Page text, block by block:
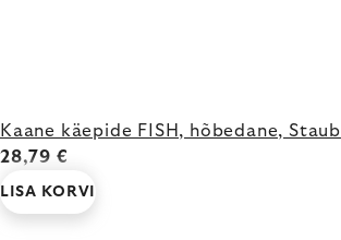
Kaane käepide FISH, hõbedane, Staub
28,79 €
LISA KORVI